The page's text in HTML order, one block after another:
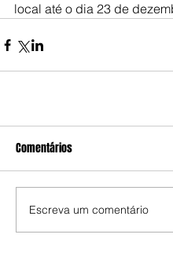
local até o dia 23 de
Comentários
Escreva um comentário